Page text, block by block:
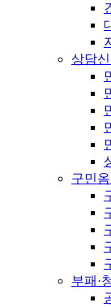
상담
구민
부패·